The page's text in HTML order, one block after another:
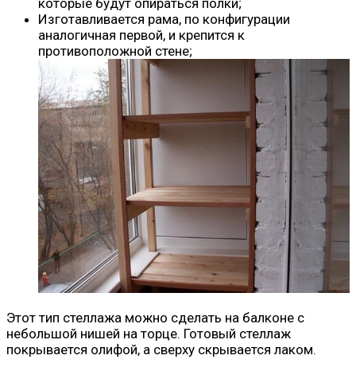
которые будут опираться полки;
Изготавливается рама, по конфигурации
аналогичная первой, и крепится к
противоположной стене;
Этот тип стеллажа можно сделать на балконе с
небольшой нишей на торце. Готовый стеллаж
покрывается олифой, а сверху скрывается лаком.